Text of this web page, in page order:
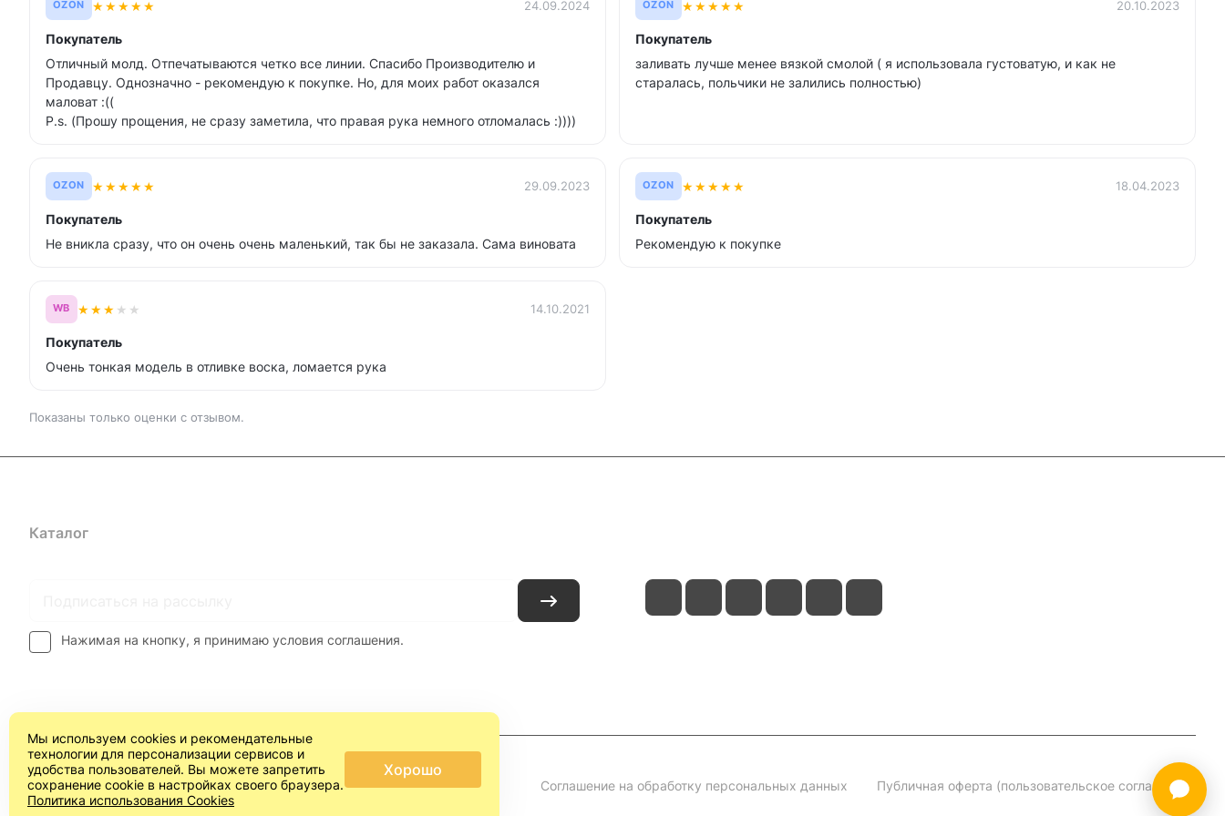
OZON ★★★★★ 24.09.2024
Покупатель
Отличный молд. Отпечатываются четко все линии. Спасибо Производителю и
Продавцу. Однозначно - рекомендую к покупке. Но, для моих работ оказался
маловат :((
P.s. (Прошу прощения, не сразу заметила, что правая рука немного отломалась :))))
OZON ★★★★★ 20.10.2023
Покупатель
заливать лучше менее вязкой смолой ( я использовала густоватую, и как не
старалась, польчики не залились полностью)
OZON ★★★★★ 29.09.2023
Покупатель
Не вникла сразу, что он очень очень маленький, так бы не заказала. Сама виновата
OZON ★★★★★ 18.04.2023
Покупатель
Рекомендую к покупке
WB ★★★ ★ ★ 14.10.2021
Покупатель
Очень тонкая модель в отливке воска, ломается рука
Показаны только оценки с отзывом.
Каталог
Нажимая на кнопку, я принимаю условия соглашения.
© 2026 Арт-студия "ПроСвет"® Соглашение на обработку персональных данных Публичная оферта (пользовательское соглашение)
Мы используем cookies и рекомендательные
технологии для персонализации сервисов и
удобства пользователей. Вы можете запретить
сохранение cookie в настройках своего браузера.
Политика использования Cookies
Хорошо